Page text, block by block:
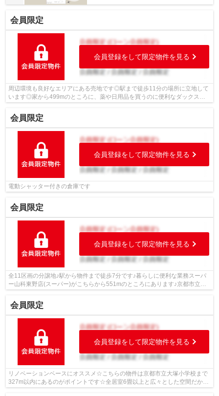
会員限定
会員登録をして限定物件を見る
周辺環境も良好なエリアにある売地です◎駅まで徒歩11分の場所に立地して
います◎家から499mのところに、薬や日用品を買うのに便利なダックス山
会員限定
会員登録をして限定物件を見る
電動シャッター付きの倉庫です
会員限定
会員登録をして限定物件を見る
全11区画の分譲地♪駅から物件まで徒歩7分です♪暮らしに便利な業務スーパ
ー山科東野店(スーパー)がこちらから551mのところにあります♪京都市立大
会員限定
会員登録をして限定物件を見る
リノベーションベースにオススメ☆こちらの物件は京都市立大塚小学校まで
327m以内にあるのがポイントです☆全居室6畳以上と広々とした空間だから